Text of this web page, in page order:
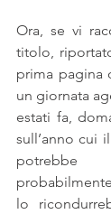
Ora, se vi
titolo,
prima pagina
un giornata
estati fa,
sull’anno cui
potrebbe
lo